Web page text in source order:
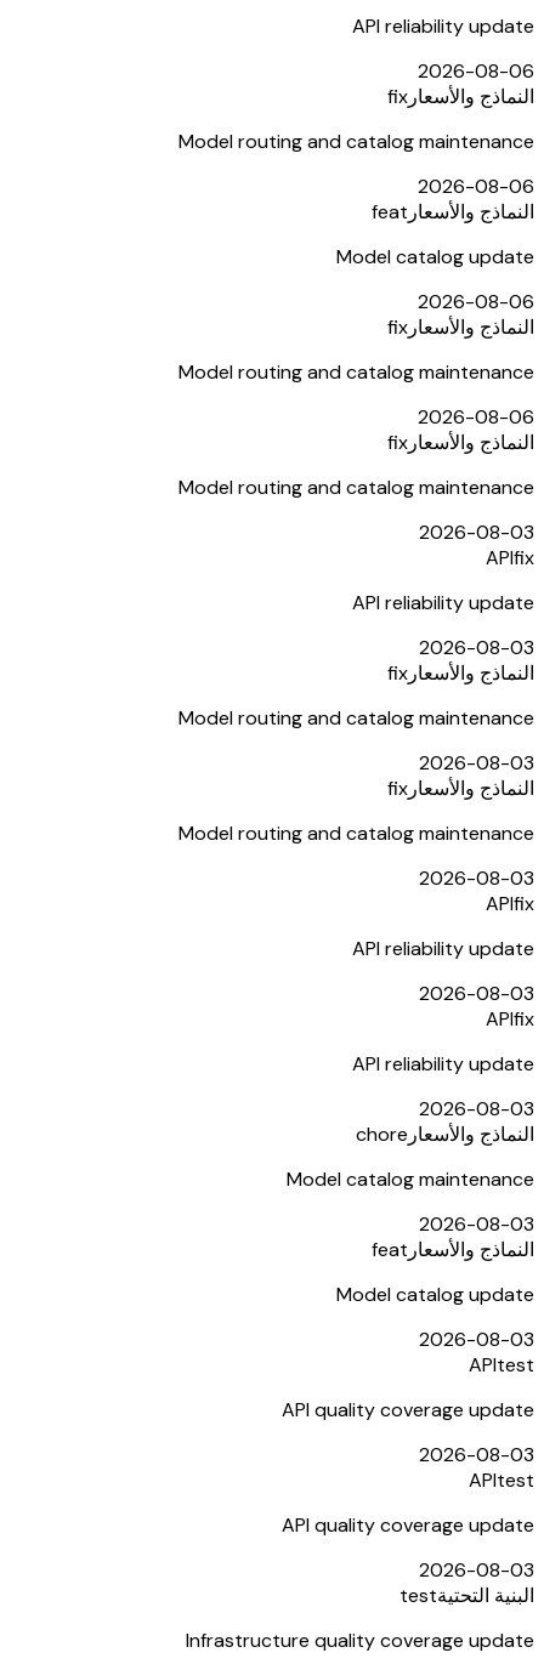
API reliability update
2026-08-06
النماذج والأسعار fix
Model routing and catalog maintenance
2026-08-06
النماذج والأسعار feat
Model catalog update
2026-08-06
النماذج والأسعار fix
Model routing and catalog maintenance
2026-08-06
النماذج والأسعار fix
Model routing and catalog maintenance
2026-08-03
APIfix
API reliability update
2026-08-03
النماذج والأسعار fix
Model routing and catalog maintenance
2026-08-03
النماذج والأسعار fix
Model routing and catalog maintenance
2026-08-03
APIfix
API reliability update
2026-08-03
APIfix
API reliability update
2026-08-03
النماذج والأسعار chore
Model catalog maintenance
2026-08-03
النماذج والأسعار feat
Model catalog update
2026-08-03
APItest
API quality coverage update
2026-08-03
APItest
API quality coverage update
2026-08-03
البنية التحتيةtest
Infrastructure quality coverage update